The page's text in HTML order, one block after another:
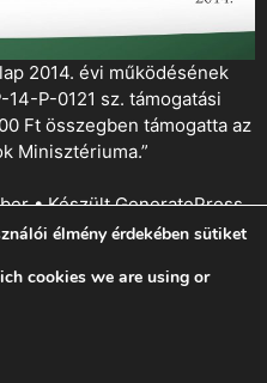
2014. évi működésének
14-P-0121 sz. támogatási
Ft összegben támogatta az
Minisztériuma.”
• KészültGeneratePress
élmény érdekében sütiket
cookies we are using or